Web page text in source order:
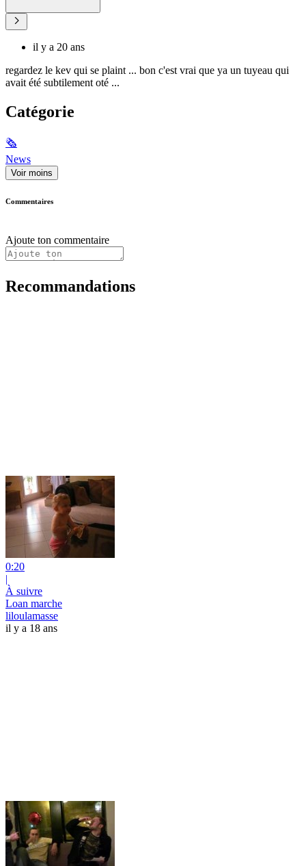
il y a 20 ans
regardez le kev qui se plaint ... bon c'est vrai que ya un tuyeau qui
avait été subtilement oté ...
Catégorie
🗞
News
Voir moins
Commentaires
Ajoute ton commentaire
Recommandations
0:20
|
À suivre
Loan marche
liloulamasse
il y a 18 ans